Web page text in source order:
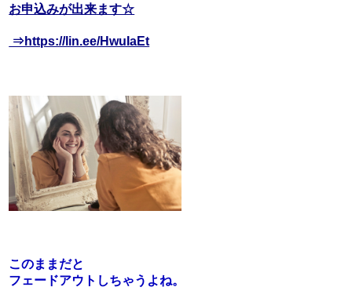
お申込みが出来ます☆
⇒https://lin.ee/HwuIaEt
このままだと
フェードアウトしちゃうよね。